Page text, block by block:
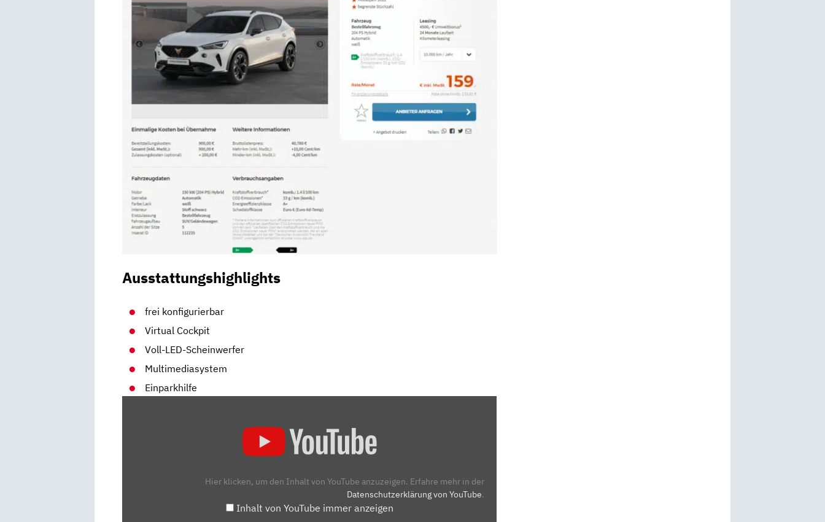
Ausstattungshighlights
frei konfigurierbar
Virtual Cockpit
Voll-LED-Scheinwerfer
Multimediasystem
Einparkhilfe
Hier klicken, um den Inhalt von YouTube anzuzeigen. Erfahre mehr in der
Datenschutzerklärung von YouTube.
Inhalt von YouTube immer anzeigen